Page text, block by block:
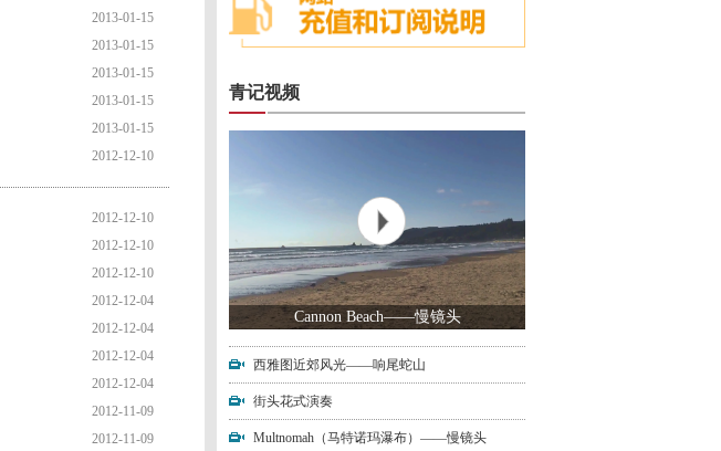
2013-01-15
2013-01-15
2013-01-15
2013-01-15
2013-01-15
2012-12-10
2012-12-10
2012-12-10
2012-12-10
2012-12-04
2012-12-04
2012-12-04
2012-12-04
2012-11-09
2012-11-09
青记视频
Cannon Beach——慢镜头
西雅图近郊风光——响尾蛇山
街头花式演奏
Multnomah（马特诺玛瀑布）——慢镜头